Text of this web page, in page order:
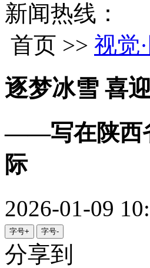
新闻热线：
首页 >> 视觉
逐梦冰雪 喜
——写在陕西
际
2026-01-09
字号+ 字号-
分享到